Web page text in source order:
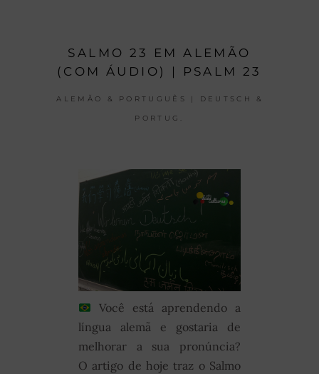
SALMO 23 EM ALEMÃO
(COM ÁUDIO) | PSALM 23
ALEMÃO & PORTUGUÊS | DEUTSCH &
PORTUG.
Você está aprendendo a
língua alemã e gostaria de
melhorar a sua pronúncia?
O artigo de hoje traz o Salmo